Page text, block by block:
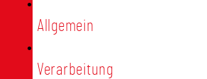
Allgemein
Verarbeitung